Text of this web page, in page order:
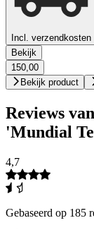
Incl. verzendkosten
Bekijk
150,00
Bekijk product
Reviews
'Mundial
4,7
Gebaseerd op 185